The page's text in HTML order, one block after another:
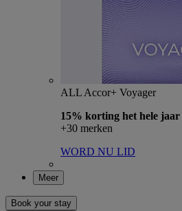
ALL Accor+ Voyager
15% korting het hele jaar
+30 merken
WORD NU LID
Meer
Book your stay